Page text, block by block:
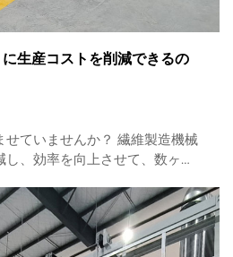
生産コストを削減できるの
ていませんか？ 繊維製造機械
、効率を向上させて、数ヶ月